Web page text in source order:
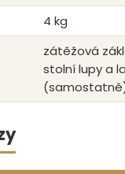
4 kg
zátěžová
stolní lupy a